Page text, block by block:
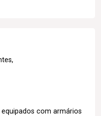
com armários